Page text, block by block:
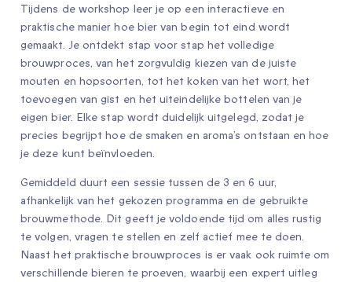
Tijdens de workshop leer je op een interactieve en
praktische manier hoe bier van begin tot eind wordt
gemaakt. Je ontdekt stap voor stap het volledige
brouwproces, van het zorgvuldig kiezen van de juiste
mouten en hopsoorten, tot het koken van het wort, het
toevoegen van gist en het uiteindelijke bottelen van je
eigen bier. Elke stap wordt duidelijk uitgelegd, zodat je
precies begrijpt hoe de smaken en aroma’s ontstaan en hoe
je deze kunt beïnvloeden.
Gemiddeld duurt een sessie tussen de 3 en 6 uur,
afhankelijk van het gekozen programma en de gebruikte
brouwmethode. Dit geeft je voldoende tijd om alles rustig
te volgen, vragen te stellen en zelf actief mee te doen.
Naast het praktische brouwproces is er vaak ook ruimte om
verschillende bieren te proeven, waarbij een expert uitleg